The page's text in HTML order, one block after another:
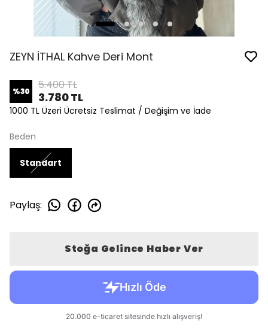
ZEYN İTHAL Kahve Deri Mont
%30 5.400 TL
3.780 TL
1000 TL Üzeri Ücretsiz Teslimat / Değişim ve İade
Beden
Standart
Paylaş:
Stoğa Gelince Haber Ver